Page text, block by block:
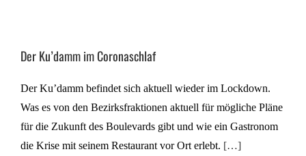
Der Ku’damm im Coronaschlaf
Der Ku’damm befindet sich aktuell wieder im Lockdown.
Was es von den Bezirksfraktionen aktuell für mögliche Pläne
für die Zukunft des Boulevards gibt und wie ein Gastronom
die Krise mit seinem Restaurant vor Ort erlebt. […]